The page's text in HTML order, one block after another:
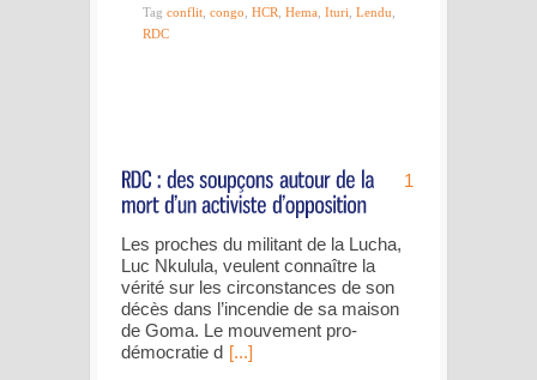
Tag conflit congo HCR Hema Ituri Lendu
RDC
1
Les proches du militant de la Lucha,
Luc Nkulula, veulent connaître la
vérité sur les circonstances de son
décès dans l’incendie de sa maison
de Goma. Le mouvement pro-
démocratie d [...]